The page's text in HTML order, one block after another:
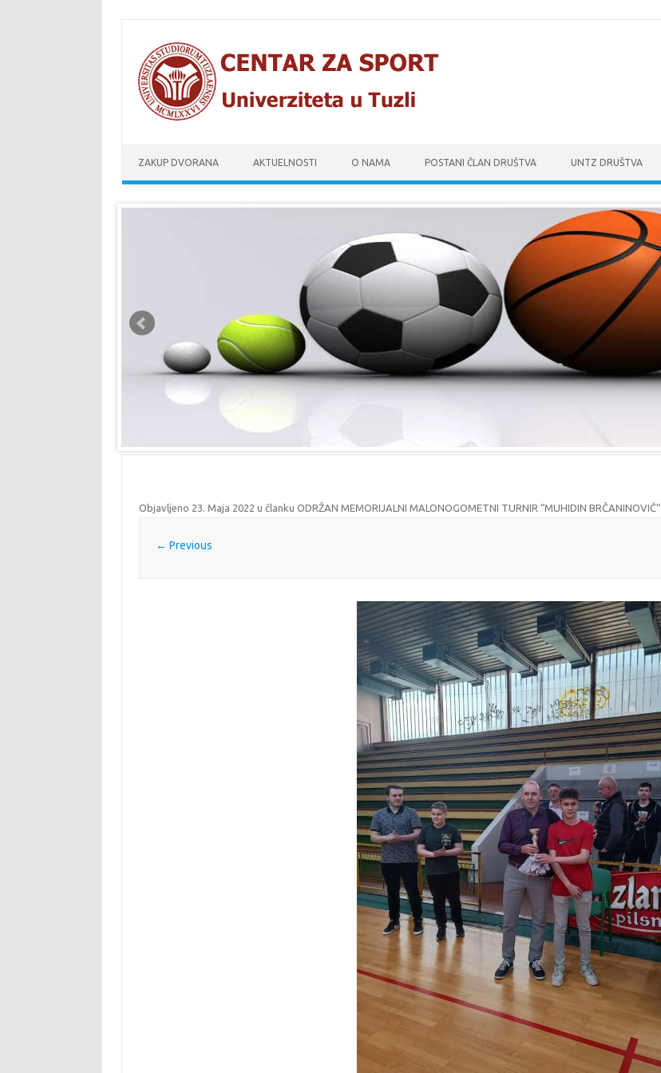
ZAKUP DVORANA AKTUELNOSTI O NAMA POSTANI ČLAN DRUŠTVA UNTZ DRUŠTVA
Objavljeno 23. Maja 2022 u članku ODRŽAN MEMORIJALNI MALONOGOMETNI TURNIR “MUHIDIN BRČANINOVIĆ”
← Previous